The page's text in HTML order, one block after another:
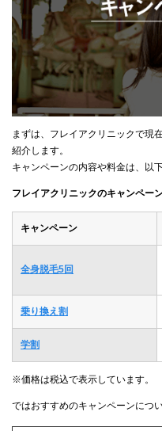
まずは、フレイアクリニックで現
紹介します。
キャンペーンの内容や料金は、以
フレイアクリニックのキャンペー
キャンペーン
全身脱毛5回
乗り換え割
学割
※価格は税込で表示しています。
ではおすすめのキャンペーンにつ